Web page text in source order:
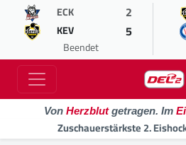
ECK 2
KEV 5
Beendet
Von Herzblutgetragen. Im
Zuschauerstärkste 2.